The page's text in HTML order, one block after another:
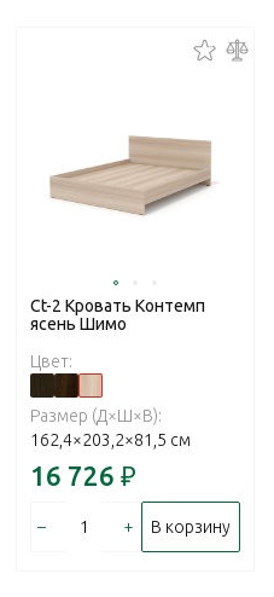
Ct-2 Кровать Контемп
ясень Шимо
Цвет:
Размер (Д×Ш×В):
162,4×203,2×81,5 см
16 726 ₽
– + В корзину